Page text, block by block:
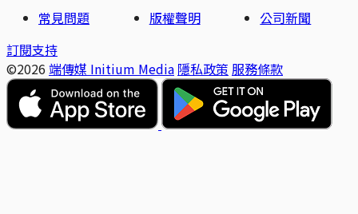
常見問題
版權聲明
公司新聞
訂閱支持
©2026 端傳媒 Initium Media 隱私政策 服務條款